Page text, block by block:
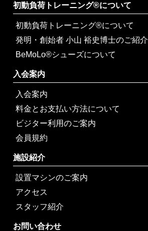
初動負荷トレーニング®について
初動負荷トレーニング®について
発明・創始者 小山 裕史博士のご紹介
BeMoLo®シューズについて
入会案内
入会案内
料金とお支払い方法について
ビジター利用のご案内
会員規約
施設紹介
設置マシンのご案内
アクセス
スタッフ紹介
お問い合わせ